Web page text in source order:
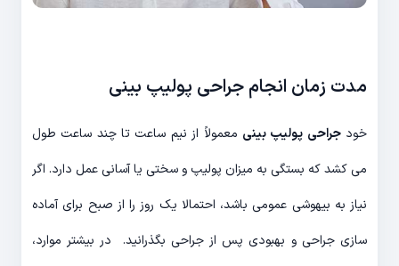
مدت زمان انجام جراحی پولیپ بینی
خودجراحی پولیپ بینی معمولاً از نیم ساعت تا چند ساعت طول
می کشد که بستگی به میزان پولیپ و سختی یا آسانی عمل دارد. اگر
نیاز به بیهوشی عمومی باشد، احتمالا یک روز را از صبح برای آماده
سازی جراحی و بهبودی پس از جراحی بگذرانید. در بیشتر موارد،